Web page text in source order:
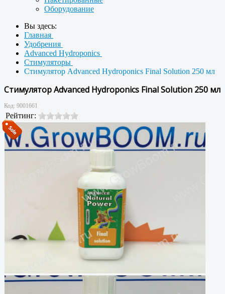
Оборудование
Вы здесь:
Главная
Удобрения
Advanced Hydroponics
Стимуляторы
Стимулятор Advanced Hydroponics Final Solution 250 мл
Стимулятор Advanced Hydroponics Final Solution 250 мл
Код: 9001661
Рейтинг: